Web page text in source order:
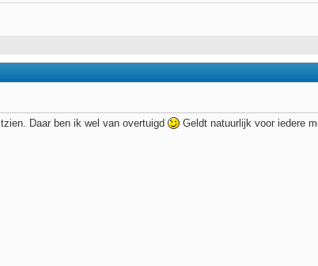
Daar ben ik wel van overtuigd
Geldt natuurlijk voor iedere